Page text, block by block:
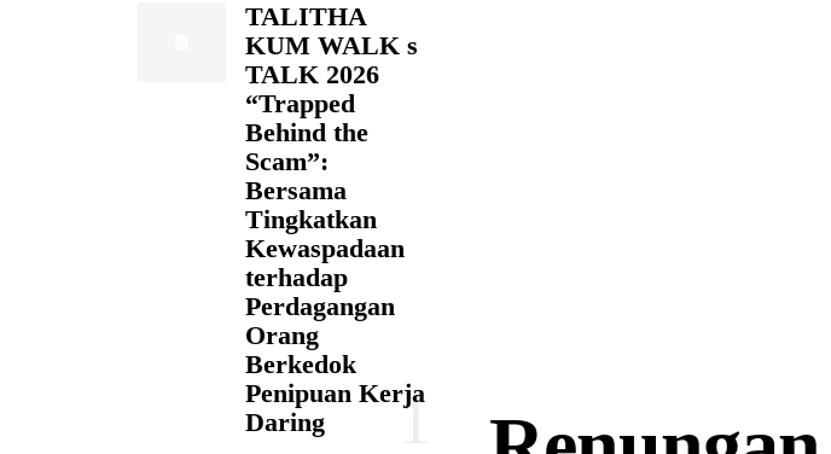
TALITHA
KUM WALK s
TALK 2026
“Trapped
Behind the
Scam”:
Bersama
Tingkatkan
Kewaspadaan
terhadap
Perdagangan
Orang
Berkedok
Penipuan Kerja
Daring